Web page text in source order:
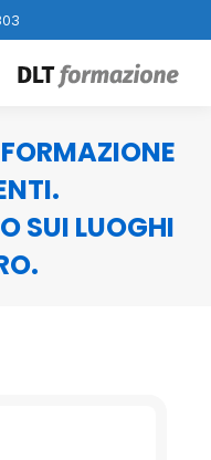
SUI LUOGHI